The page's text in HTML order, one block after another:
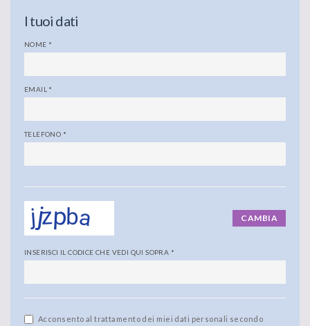
I tuoi dati
NOME *
EMAIL *
TELEFONO *
CAMBIA
INSERISCI IL CODICE CHE VEDI QUI SOPRA *
Acconsento al trattamento dei miei dati personali secondo